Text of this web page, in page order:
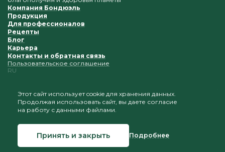
Компания Бондюэль
Продукция
Для профессионалов
Рецепты
Блог
Карьера
Контакты и обратная связь
Пользовательское соглашение
RU
Приветствуется копирование и размещение
материалов при условии сохранения ссылки на наш
© 2026 Бондюэль Россия
Создание сайта
Этот сайт использует cookie для хранения данных.
Продолжая использовать сайт, вы даете согласие
на работу с данными файлами.
Принять и закрыть Подробнее